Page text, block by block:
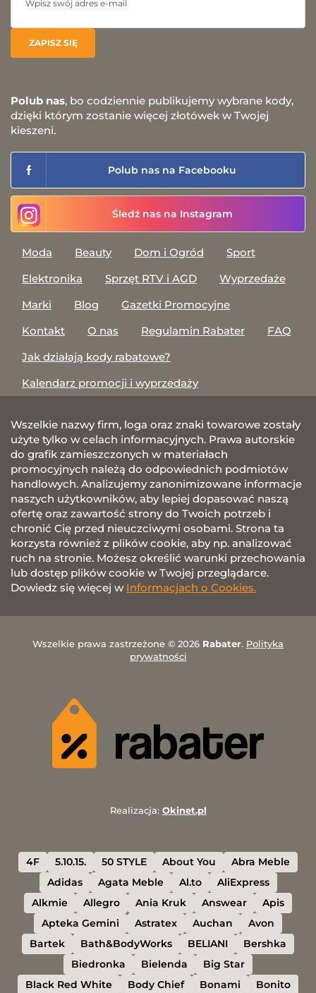
Polub nas, bo codziennie publikujemy wybrane kody,
dzięki którym zostanie więcej złotówek w Twojej
kieszeni.
Polub nas na Facebooku
Śledź nas na Instagram
Moda Beauty Dom i Ogród
Sport
Elektronika
Sprzęt RTV i AGD
Wyprzedaże
Marki
Blog
Gazetki Promocyjne
Kontakt
O nas Regulamin Rabater
FAQ
Jak działają kody rabatowe?
Kalendarz promocji i wyprzedaży
Wszelkie nazwy firm, loga oraz znaki towarowe zostały
użyte tylko w celach informacyjnych. Prawa autorskie
do grafik zamieszczonych w materiałach
promocyjnych należą do odpowiednich podmiotów
handlowych. Analizujemy zanonimizowane informacje
naszych użytkowników, aby lepiej dopasować naszą
ofertę oraz zawartość strony do Twoich potrzeb i
chronić Cię przed nieuczciwymi osobami. Strona ta
korzysta również z plików cookie, aby np. analizować
ruch na stronie. Możesz określić warunki przechowania
lub dostęp plików cookie w Twojej przeglądarce.
Dowiedz się więcej w Informacjach o Cookies.
Wszelkie prawa zastrzeżone © 2026 Rabater. Polityka
prywatności
Realizacja: Okinet.pl
4F 5.10.15. 50 STYLE About You
Abra Meble
Adidas
Agata Meble Al.to
AliExpress
Alkmie
Allegro Ania Kruk Answear
Apis
Apteka Gemini
Astratex Auchan
Avon
Bartek
Bath&BodyWorks BELIANI
Bershka
Biedronka
Bielenda
Big Star
Black Red White
Body Chief Bonami Bonito